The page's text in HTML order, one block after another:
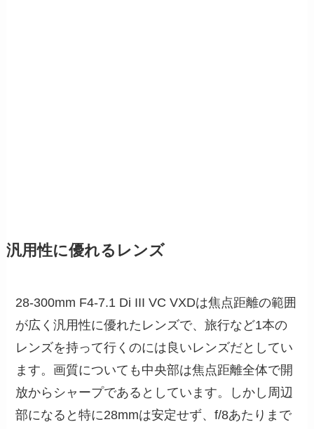
汎用性に優れるレンズ
28-300mm F4-7.1 Di III VC VXDは焦点距離の範囲
が広く汎用性に優れたレンズで、旅行など1本の
レンズを持って行くのには良いレンズだとしてい
ます。画質についても中央部は焦点距離全体で開
放からシャープであるとしています。しかし周辺
部になると特に28mmは安定せず、f/8あたりまで